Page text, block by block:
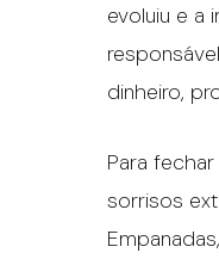
evoluiu e a
dinheiro,
Para
sorrisos